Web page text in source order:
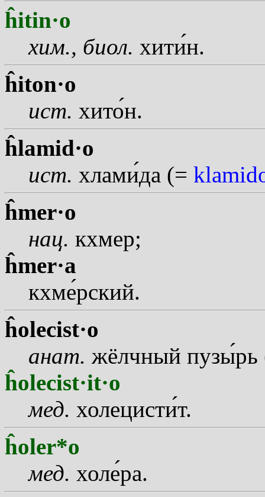
ĥitin·o
хим., биол. хитин.
ĥiton·o
ист. хитон.
ĥlamid·o
ист. хламида (=
ĥmer·o
нац. кхмер;
ĥmer·a
кхмерский.
ĥolecist·o
анат. жёлчный пузы
ĥolecist·it·o
мед. холецистит.
ĥoler*o
мед. холера.